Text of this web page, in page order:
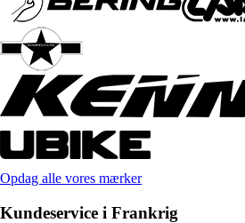
Opdag alle vores mærker
Kundeservice i Frankrig